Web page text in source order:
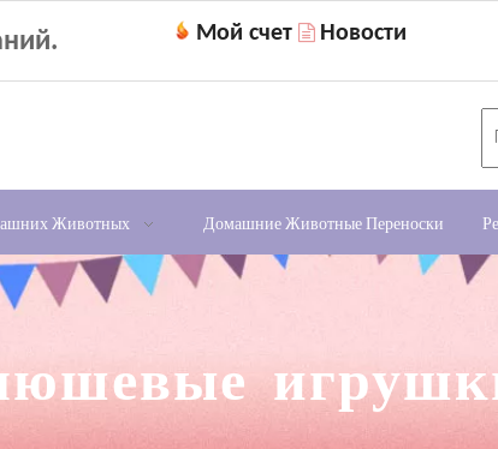
Мой счет  Новости
Животных Домашние Животные Переноски